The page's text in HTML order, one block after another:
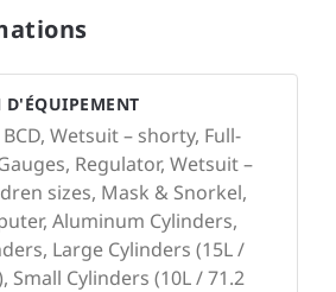
D'ÉQUIPEMENT
Wetsuit – shorty, Full-
Regulator, Wetsuit –
sizes, Mask & Snorkel,
Aluminum Cylinders,
Large Cylinders (15L /
Small Cylinders (10L / 71.2